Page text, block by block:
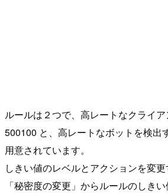
ルールは２つで、高レートなクライ
500100 と、高レートなボットを検出
用意されています。
しきい値のレベルとアクションを変更
「秘密度の変更」からルールのしき